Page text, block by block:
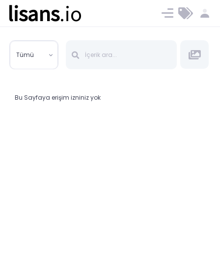
lisans.io Ücret ve Planlar
Tümü
Bu Sayfaya erişim izniniz yok